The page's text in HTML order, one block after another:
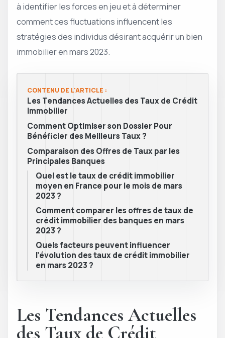
à identifier les forces en jeu et à déterminer
comment ces fluctuations influencent les
stratégies des individus désirant acquérir un bien
immobilier en mars 2023.
CONTENU DE L'ARTICLE :
Les Tendances Actuelles des Taux de Crédit
Immobilier
Comment Optimiser son Dossier Pour
Bénéficier des Meilleurs Taux ?
Comparaison des Offres de Taux par les
Principales Banques
Quel est le taux de crédit immobilier
moyen en France pour le mois de mars
2023 ?
Comment comparer les offres de taux de
crédit immobilier des banques en mars
2023 ?
Quels facteurs peuvent influencer
l’évolution des taux de crédit immobilier
en mars 2023 ?
Les Tendances Actuelles
des Taux de Crédit